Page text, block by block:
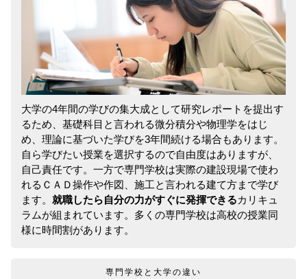
大学の4年間の学びの集大成として研究レポートを提出す
るため、基礎科目と言われる微分積分や物理学をはじ
め、理論に基づいた学びを3年間続ける場合もあります。
自ら学びたい授業を選択するので自由度はありますが、
自己責任です。一方で専門学校は実際の建設現場で使わ
れるＣＡＤ操作や作図、施工と言われる建て方まで学び
ます。 就職したら自分の力がすぐに発揮できるカリキュ
ラムが組まれています。多くの専門学校は高校の授業同
様に時間割があります。
専門学校と大学の違い